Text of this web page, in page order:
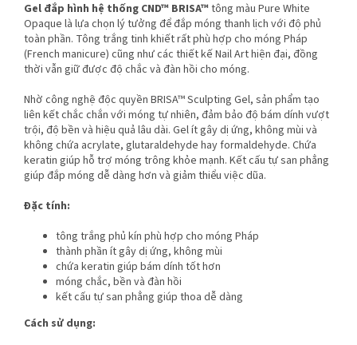
Gel đắp hình hệ thống CND™ BRISA™ tông màu Pure White
Opaque là lựa chọn lý tưởng để đắp móng thanh lịch với độ phủ
toàn phần. Tông trắng tinh khiết rất phù hợp cho móng Pháp
(French manicure) cũng như các thiết kế Nail Art hiện đại, đồng
thời vẫn giữ được độ chắc và đàn hồi cho móng.
Nhờ công nghệ độc quyền BRISA™ Sculpting Gel, sản phẩm tạo
liên kết chắc chắn với móng tự nhiên, đảm bảo độ bám dính vượt
trội, độ bền và hiệu quả lâu dài. Gel ít gây dị ứng, không mùi và
không chứa acrylate, glutaraldehyde hay formaldehyde. Chứa
keratin giúp hỗ trợ móng trông khỏe mạnh. Kết cấu tự san phẳng
giúp đắp móng dễ dàng hơn và giảm thiểu việc dũa.
Đặc tính:
tông trắng phủ kín phù hợp cho móng Pháp
thành phần ít gây dị ứng, không mùi
chứa keratin giúp bám dính tốt hơn
móng chắc, bền và đàn hồi
kết cấu tự san phẳng giúp thoa dễ dàng
Cách sử dụng: